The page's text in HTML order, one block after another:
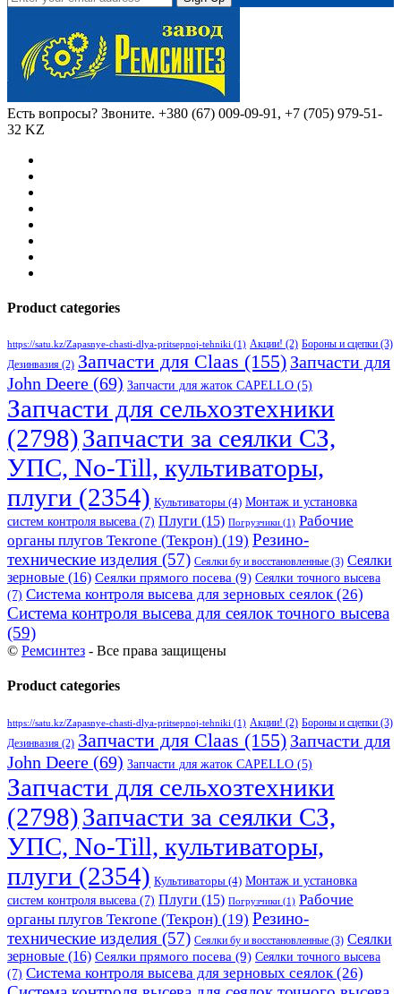
Есть вопросы? Звоните. +380 (67) 009-09-91, +7 (705) 979-51-
32 KZ
Product categories
https://satu.kz/Zapasnye-chasti-dlya-pritsepnoj-tehniki (1) Акции! (2) Бороны и сцепки (3)
Дезинвазия (2) Запчасти для Claas (155) Запчасти для
John Deere (69) Запчасти для жаток CAPELLO (5)
Запчасти для сельхозтехники
(2798)Запчасти за сеялки СЗ,
УПС, No-Till, культиваторы,
плуги (2354) Культиваторы (4) Монтаж и установка
систем контроля высева (7) Плуги (15) Погрузчики (1) Рабочие
органы плугов Текrоne (Текрон) (19) Резино-
технические изделия (57) Сеялки бу и восстановленные (3) Сеялки
зерновые (16) Сеялки прямого посева (9) Сеялки точного высева
(7) Система контроля высева для зерновых сеялок(26)
Система контроля высева для сеялок точного высева
(59)
© Ремсинтез - Все права защищены
Product categories
https://satu.kz/Zapasnye-chasti-dlya-pritsepnoj-tehniki (1) Акции! (2) Бороны и сцепки (3)
Дезинвазия (2) Запчасти для Claas (155) Запчасти для
John Deere (69) Запчасти для жаток CAPELLO (5)
Запчасти для сельхозтехники
(2798)Запчасти за сеялки СЗ,
УПС, No-Till, культиваторы,
плуги (2354) Культиваторы (4) Монтаж и установка
систем контроля высева (7) Плуги (15) Погрузчики (1) Рабочие
органы плугов Текrоne (Текрон) (19) Резино-
технические изделия (57) Сеялки бу и восстановленные (3) Сеялки
зерновые (16) Сеялки прямого посева (9) Сеялки точного высева
(7) Система контроля высева для зерновых сеялок (26)